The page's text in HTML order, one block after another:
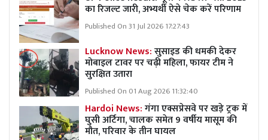
का रिजल्ट जारी, अभ्यर्थी ऐसे चेक करें परिणाम
Published On 31 Jul 2026 17:27:43
Lucknow News:सुसाइड की धमकी देकर
मोबाइल टावर पर चढ़ी महिला, फायर टीम ने
सुरक्षित उतारा
Published On 01 Aug 2026 11:32:40
Hardoi News:गंगा एक्सप्रेसवे पर खड़े ट्रक में
घुसी अर्टिगा, चालक समेत 9 वर्षीय मासूम की
मौत, परिवार के तीन घायल